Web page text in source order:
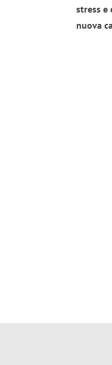
stress e
nuova